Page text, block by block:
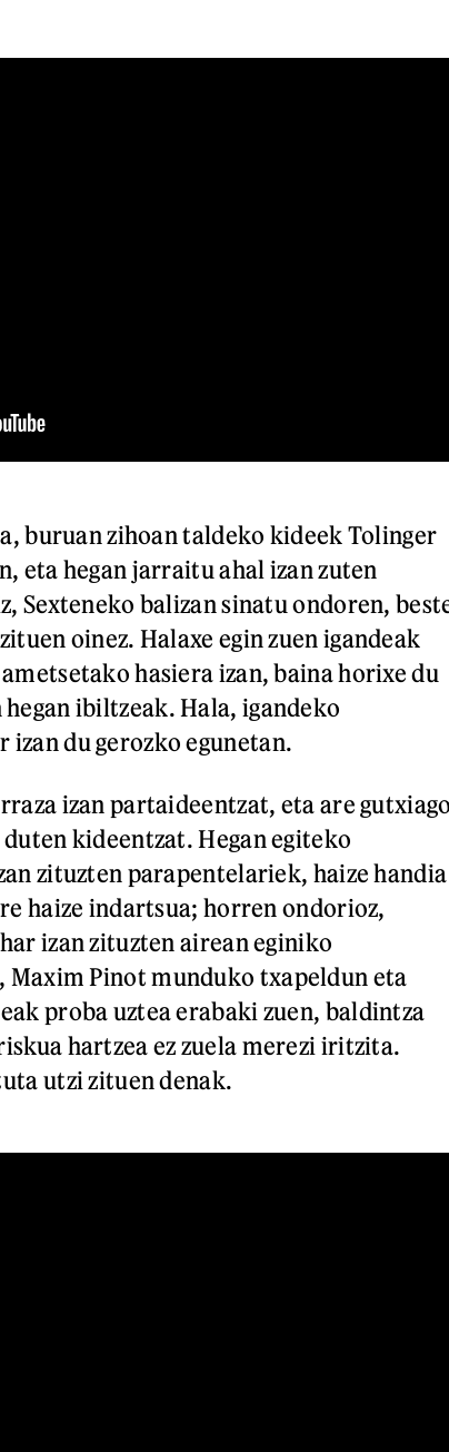
buruan zihoan taldeko kideek Tolinger
eta hegan jarraitu ahal izan zuten
Sexteneko balizan sinatu ondoren,
oinez. Halaxe egin zuen igandeak
hasiera izan, baina horixe du
ibiltzeak. Hala, igandeko
izan du gerozko egunetan.
izan partaideentzat, eta are
kideentzat. Hegan egiteko
zituzten parapentelariek, haize handia
haize indartsua; horren ondorioz,
izan zituzten airean eginiko
Maxim Pinot munduko txapeldun eta
proba uztea erabaki zuen, baldintza
hartzea ez zuela merezi iritzita.
utzi zituen denak.